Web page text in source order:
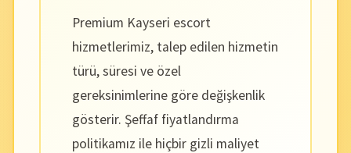
Premium Kayseri escort
hizmetlerimiz, talep edilen hizmetin
türü, süresi ve özel
gereksinimlerine göre değişkenlik
gösterir. Şeffaf fiyatlandırma
politikamız ile hiçbir gizli maliyet